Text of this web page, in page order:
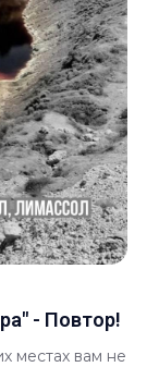
- Повтор!
местах вам не